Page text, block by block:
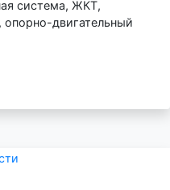
система, ЖКТ,
опорно-двигательный